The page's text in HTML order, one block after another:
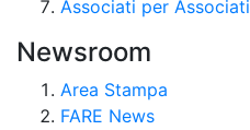
Associati per Associati
Newsroom
Area Stampa
FARE News